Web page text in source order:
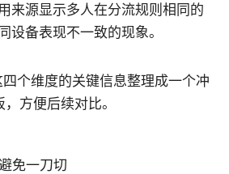
来源显示多人在分流规则相同的
设备表现不一致的现象。
个维度的关键信息整理成一个冲
方便后续对比。
免一刀切